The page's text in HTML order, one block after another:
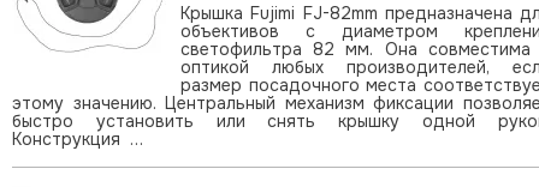
Крышка Fujimi FJ-82mm предназначена
объективов с диаметром
светофильтра 82 мм. Она совместима
оптикой любых производителей,
размер посадочного места
этому значению. Центральный механизм фиксации
быстро установить или снять крышку одной
Конструкция …